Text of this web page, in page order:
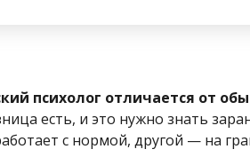
психолог отличается от
есть, и это нужно знать
с нормой, другой — на